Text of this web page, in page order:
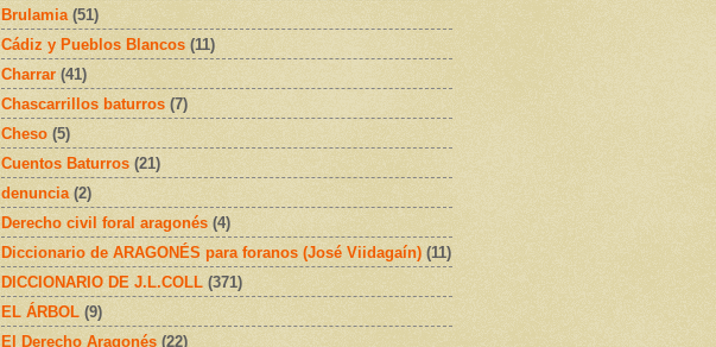
Brulamia (51)
Cádiz y Pueblos Blancos (11)
Charrar (41)
Chascarrillos baturros (7)
Cheso (5)
Cuentos Baturros (21)
denuncia (2)
Derecho civil foral aragonés (4)
Diccionario de ARAGONÉS para foranos (José Viidagaín) (11)
DICCIONARIO DE J.L.COLL (371)
EL ÁRBOL (9)
El Derecho Aragonés (22)